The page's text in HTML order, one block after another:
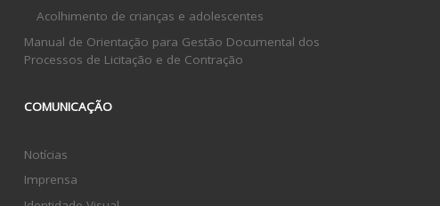
Acolhimento de crianças e adolescentes
Manual de Orientação para Gestão Documental dos
Processos de Licitação e de Contração
COMUNICAÇÃO
Notícias
Imprensa